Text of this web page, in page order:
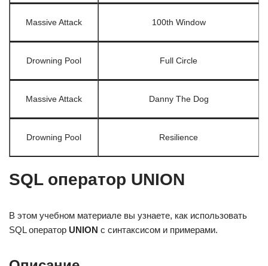
Massive Attack 100th Window
Drowning Pool Full Circle
Massive Attack Danny The Dog
Drowning Pool Resilience
SQL оператор UNION
В этом учебном материале вы узнаете, как использовать
SQL оператор UNION с синтаксисом и примерами.